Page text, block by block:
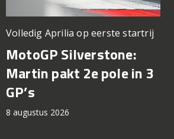
Volledig Aprilia op eerste startrij
MotoGP Silverstone:
Martin pakt 2e pole in 3
GP’s
8 augustus 2026